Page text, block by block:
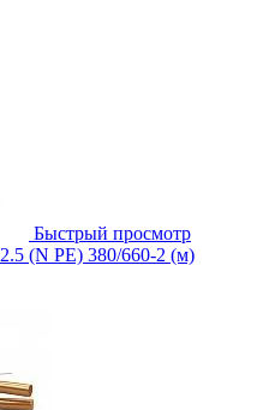
Быстрый просмотр
(N PE) 380/660-2 (м)